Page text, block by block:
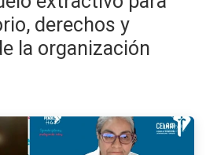
derechos y
la organización